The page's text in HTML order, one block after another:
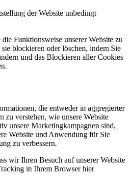
der Website unbedingt
Funktionsweise unserer Website zu
blockieren oder löschen, indem Sie
und das Blockieren aller Cookies
die entweder in aggregierter
zu verstehen, wie unsere Website
unsere Marketingkampagnen sind,
Website und Anwendung für Sie
zu verbessern.
wir Ihren Besuch auf unserer Website
in Ihrem Browser hier